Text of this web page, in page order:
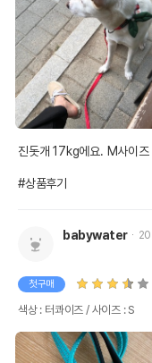
진돗개 17kg에요. M사이
#상품후기
babywater
첫구매
색상 : 터콰이즈 / 사이즈 : S